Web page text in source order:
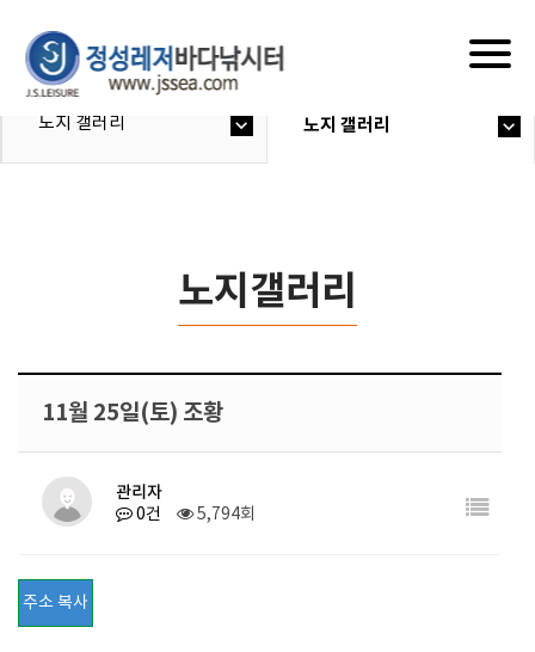
노지 갤러리 노지 갤러리
노지갤러리
11월 25일(토) 조황
관리자
0건 5,794회
주소 복사